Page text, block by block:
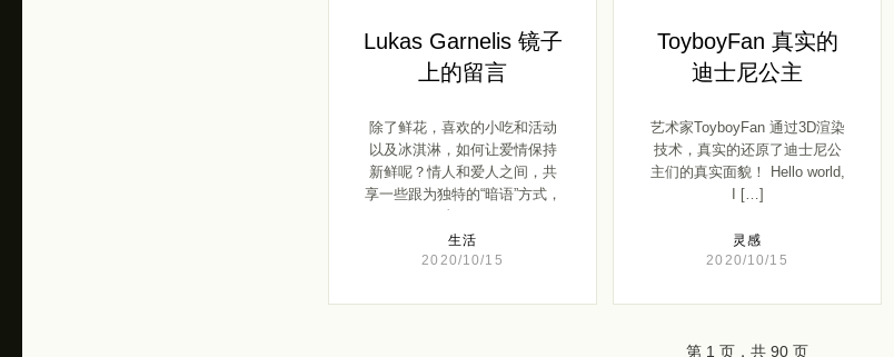
Lukas Garnelis 镜子
上的留言
除了鲜花，喜欢的小吃和活动
以及冰淇淋，如何让爱情保持
新鲜呢？情人和爱人之间，共
享一些跟为独特的“暗语”方式，
生活
2020/10/15
ToyboyFan 真实的
迪士尼公主
艺术家ToyboyFan 通过3D渲染
技术，真实的还原了迪士尼公
主们的真实面貌！ Hello world,
I […]
灵感
2020/10/15
第 1 页，共 90 页